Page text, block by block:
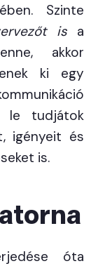
Szinte
isa
akkor
ki egy
le tudjátok
igényeit és
is.
óta